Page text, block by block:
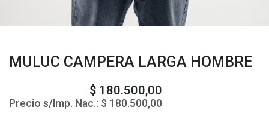
MULUC CAMPERA LARGA HOMBRE
$ 180.500,00
Precio s/Imp. Nac.: $ 180.500,00